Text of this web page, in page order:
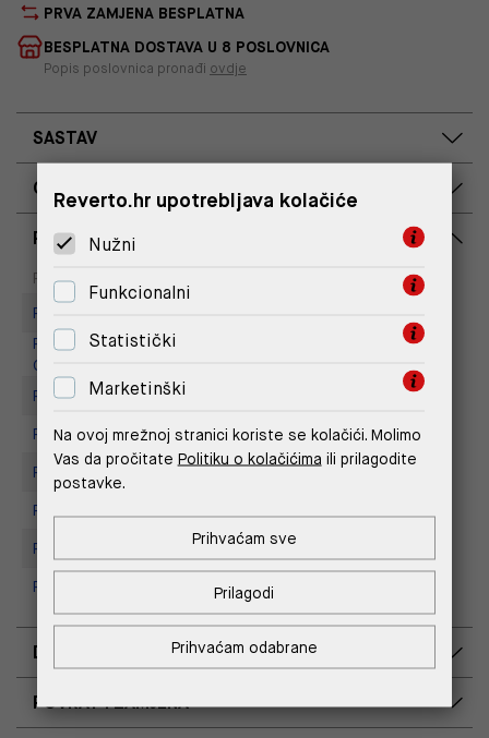
PRVA ZAMJENA BESPLATNA
BESPLATNA DOSTAVA U 8 POSLOVNICA
Popis poslovnica pronađi ovdje
SASTAV
OPIS PROIZVODA
RASPOLOŽIVOST PO POSLOVNICAMA
Poslovnica
Na upit
Replay Outlet Store, Split
Replay Outlet Store, Designer
Outlet Croatia
Replay store, Arena centar
Replay Store, City Center One
Replay Store, Joker Centar
Replay Store, Mall of Split
Replay store, Tower Centar
Replay Store, Supernova Zadar
DOSTAVA
POVRAT I ZAMJENA
Reverto.hr upotrebljava kolačiće
Nužni
Funkcionalni
Statistički
Marketinški
Na ovoj mrežnoj stranici koriste se kolačići. Molimo
Vas da pročitate Politiku o kolačićima ili prilagodite
postavke.
Prihvaćam odabrane
Prilagodi
Prihvaćam sve